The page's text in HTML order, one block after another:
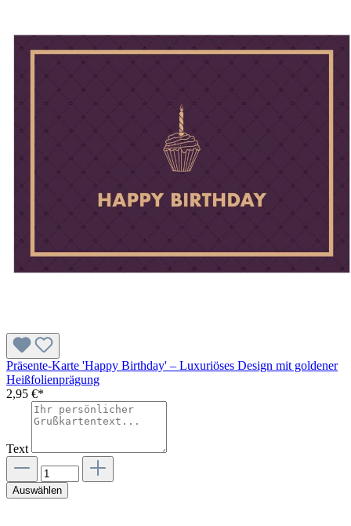
Präsente-Karte 'Happy Birthday' – Luxuriöses Design mit goldener
Heißfolienprägung
2,95 €*
Text
Auswählen